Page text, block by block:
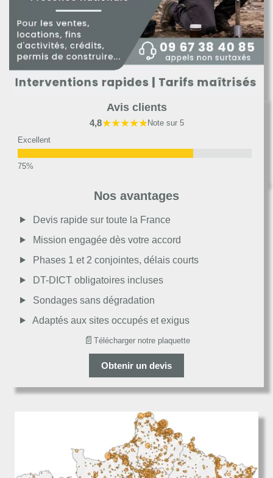
Avis clients
4,8★★★★★Note sur 5
Excellent
Moyen
Passable
Décevant
Nos avantages
Devis rapide sur toute la France
Mission engagée dès votre accord
Phases 1 et 2 conjointes, délais courts
DT-DICT obligatoires incluses
Sondages sans dégradation
Adaptés aux sites occupés et exigus
📄 Télécharger notre plaquette
Obtenir un devis